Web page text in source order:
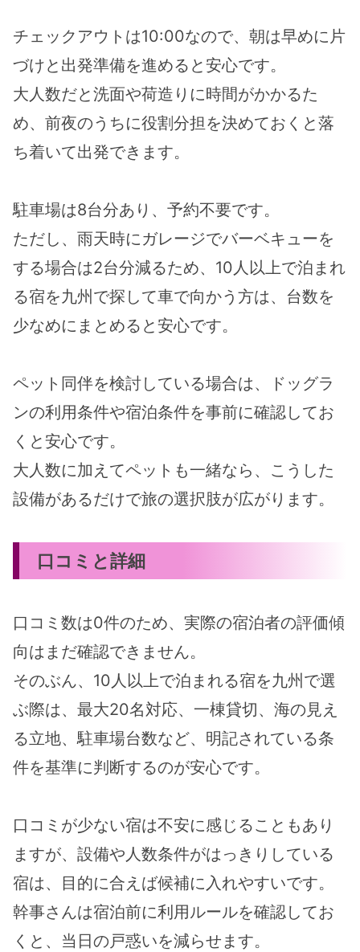
チェックアウトは10:00なので、朝は早めに片
づけと出発準備を進めると安心です。
大人数だと洗面や荷造りに時間がかかるた
め、前夜のうちに役割分担を決めておくと落
ち着いて出発できます。
駐車場は8台分あり、予約不要です。
ただし、雨天時にガレージでバーベキューを
する場合は2台分減るため、10人以上で泊まれ
る宿を九州で探して車で向かう方は、台数を
少なめにまとめると安心です。
ペット同伴を検討している場合は、ドッグラ
ンの利用条件や宿泊条件を事前に確認してお
くと安心です。
大人数に加えてペットも一緒なら、こうした
設備があるだけで旅の選択肢が広がります。
口コミと詳細
口コミ数は0件のため、実際の宿泊者の評価傾
向はまだ確認できません。
そのぶん、10人以上で泊まれる宿を九州で選
ぶ際は、最大20名対応、一棟貸切、海の見え
る立地、駐車場台数など、明記されている条
件を基準に判断するのが安心です。
口コミが少ない宿は不安に感じることもあり
ますが、設備や人数条件がはっきりしている
宿は、目的に合えば候補に入れやすいです。
幹事さんは宿泊前に利用ルールを確認してお
くと、当日の戸惑いを減らせます。